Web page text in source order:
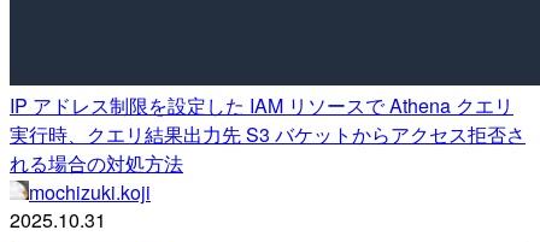
IP アドレス制限を設定した IAM リソースで Athena クエリ
実行時、クエリ結果出力先 S3 バケットからアクセス拒否さ
れる場合の対処方法
mochizuki.koji
2025.10.31